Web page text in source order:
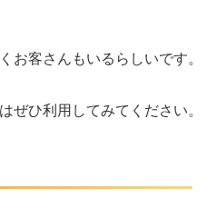
お客さんもいるらしいです。
ぜひ利用してみてください。